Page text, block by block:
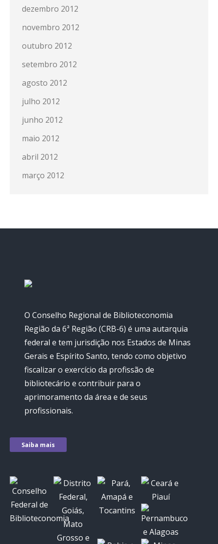
dezembro 2012
novembro 2012
outubro 2012
setembro 2012
agosto 2012
julho 2012
junho 2012
maio 2012
abril 2012
março 2012
O Conselho Regional de Biblioteconomia
Região da 6ª Região (CRB-6) é uma autarquia
federal e tem jurisdição nos Estados de Minas
Gerais e Espírito Santo, tendo como objetivo
fiscalizar o exercício da profissão de
bibliotecário e contribuir para o
aprimoramento da área e de seus
profissionais.
Saiba mais